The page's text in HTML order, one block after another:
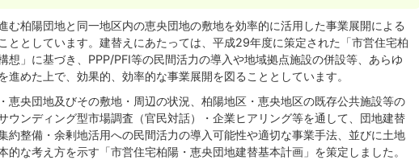
む柏陽団地と同一地区内の恵央団地の敷地を効率的に活用した事業展開による
ととしています。建替えにあたっては、平成29年度に策定された「市営住宅柏
想」に基づき、PPP/PFI等の民間活力の導入や地域拠点施設の併設等、あらゆ
進めた上で、効果的、効率的な事業展開を図ることとしています。
恵央団地及びその敷地・周辺の状況、柏陽地区・恵央地区の既存公共施設等の
ウンディング型市場調査（官民対話）・企業ヒアリング等を通して、団地建替
約整備・余剰地活用への民間活力の導入可能性や適切な事業手法、並びに土地
的な考え方を示す「市営住宅柏陽・恵央団地建替基本計画」を策定しました。